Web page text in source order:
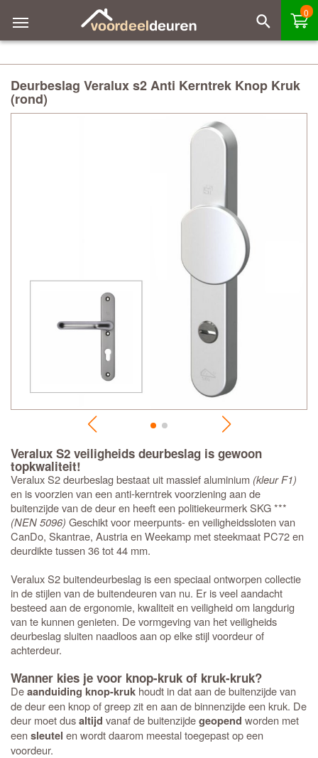
0
Deurbeslag Veralux s2 Anti Kerntrek Knop Kruk
(rond)
Veralux S2 veiligheids deurbeslag is gewoon
topkwaliteit!
Veralux S2 deurbeslag bestaat uit massief aluminium (kleur F1)
en is voorzien van een anti-kerntrek voorziening aan de
buitenzijde van de deur en heeft een politiekeurmerk SKG ***
(NEN 5096) Geschikt voor meerpunts- en veiligheidssloten van
CanDo, Skantrae, Austria en Weekamp met steekmaat PC72 en
deurdikte tussen 36 tot 44 mm.
Veralux S2 buitendeurbeslag is een speciaal ontworpen collectie
in de stijlen van de buitendeuren van nu. Er is veel aandacht
besteed aan de ergonomie, kwaliteit en veiligheid om langdurig
van te kunnen genieten. De vormgeving van het veiligheids
deurbeslag sluiten naadloos aan op elke stijl voordeur of
achterdeur.
Wanner kies je voor knop-kruk of kruk-kruk?
Deaanduiding knop-kruk houdt in dat aan de buitenzijde van
de deur een knop of greep zit en aan de binnenzijde een kruk. De
deur moet dusaltijd vanaf de buitenzijdegeopend worden met
eensleutel en wordt daarom meestal toegepast op een
voordeur.